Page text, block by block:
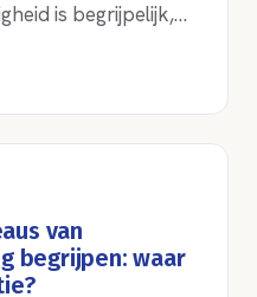
is begrijpelijk,…
van
begrijpen: waar